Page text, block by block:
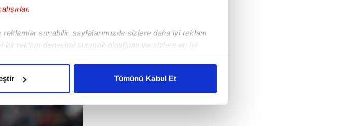
sunabilir, sayfalarımızda sizlere daha iyi reklam
bir reklam deneyimi sunmak olduğunu ve sizlere en iyi
ve bu noktada, reklamların maliyetlerimizi karşılamak
kullanıcılara hedefli reklamlar gösterilmeyecektir."
ve üçüncü kişilere ait çerezler kullanılmaktadır. Bu
Tümünü Kabul Et